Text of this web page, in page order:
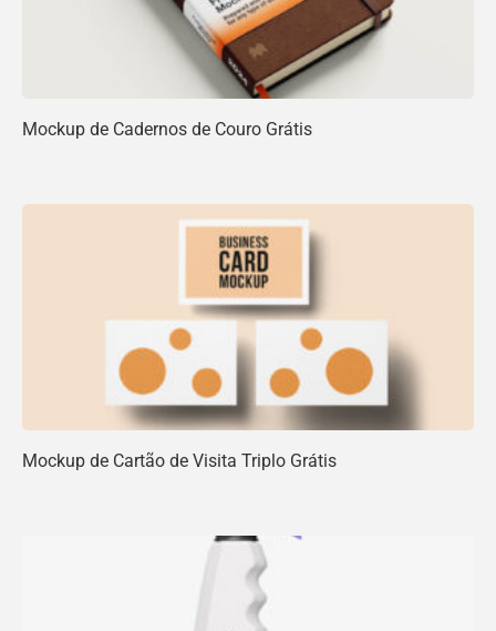
Mockup de Cadernos de Couro Grátis
Mockup de Cartão de Visita Triplo Grátis